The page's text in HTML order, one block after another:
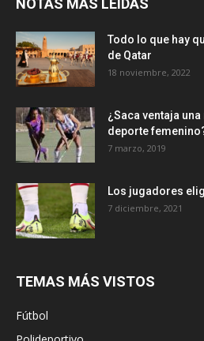
NOTAS MÁS LEIDAS
Todo lo que hay
de Qatar
18 noviembre, 2022
¿Saca ventaja
deporte
7 marzo, 2019
Los jugadores
7 diciembre, 2021
TEMAS MÁS VISTOS
Fútbol